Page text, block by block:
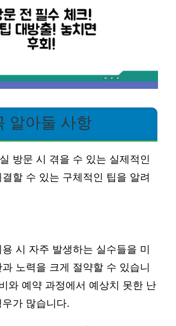
알아둘 사항
방문 시 겪을 수 있는 실제적인
할 수 있는 구체적인 팁을 알려
시 자주 발생하는 실수들을 미
노력을 크게 절약할 수 있습니
와 예약 과정에서 예상치 못한 난
가 많습니다.